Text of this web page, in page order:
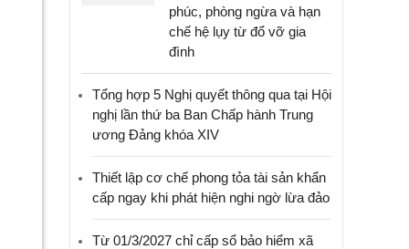
phúc, phòng ngừa và hạn
chế hệ lụy từ đổ vỡ gia
đình
Tổng hợp 5 Nghị quyết thông qua tại Hội
nghị lần thứ ba Ban Chấp hành Trung
ương Đảng khóa XIV
Thiết lập cơ chế phong tỏa tài sản khẩn
cấp ngay khi phát hiện nghi ngờ lừa đảo
Từ 01/3/2027 chỉ cấp sổ bảo hiểm xã